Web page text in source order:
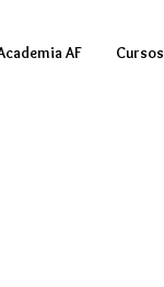
AF Cursos